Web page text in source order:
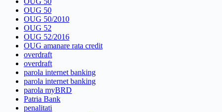
OUG 50
OUG 50/2010
OUG 52
OUG 52/2016
OUG amanare rata credit
overdraft
overdraft
parola internet banking
parola internet banking
parola myBRD
Patria Bank
penalitati